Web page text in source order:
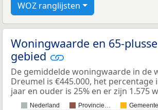
WOZ ranglijsten
Woningwaarde en 65-
gebied
De gemiddelde woningwaarde in de
Dreumel is €445.000, het percentage
jaar en ouder is 25% en er zijn 1.575
Nederland Provincie…